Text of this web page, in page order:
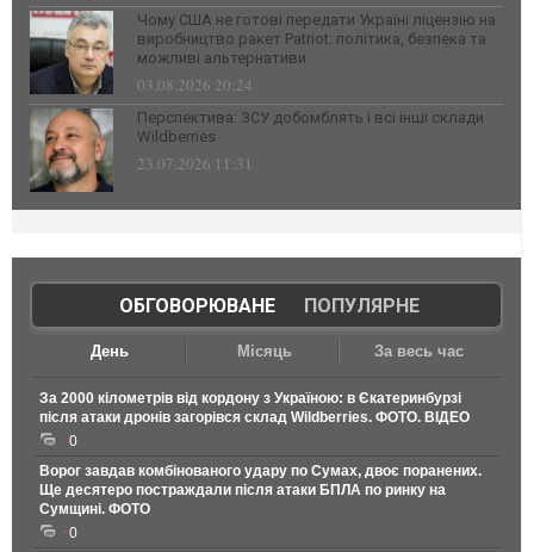
Чому США не готові передати Україні ліцензію на
виробництво ракет Patriot: політика, безпека та
можливі альтернативи
03.08.2026 20:24
Перспектива: ЗСУ добомблять і всі інші склади
Wildberries
23.07.2026 11:31
ОБГОВОРЮВАНЕ| ПОПУЛЯРНЕ
День Місяць За весь час
За 2000 кілометрів від кордону з Україною: в Єкатеринбурзі
після атаки дронів загорівся склад Wildberries. ФОТО. ВІДЕО
0
Ворог завдав комбінованого удару по Сумах, двоє поранених.
Ще десятеро постраждали після атаки БПЛА по ринку на
Сумщині. ФОТО
0